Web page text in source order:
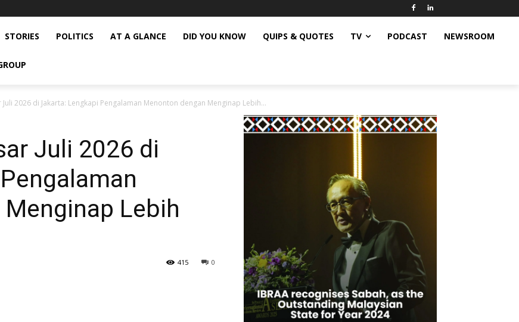
STORIES POLITICS AT A GLANCE DID YOU KNOW QUIPS & QUOTES TV PODCAST NEWSROOM
2026 di Jakarta: Lengkapi Pengalaman Menonton dengan Menginap Lebih...
Juli 2026 di
Lebih
0
415